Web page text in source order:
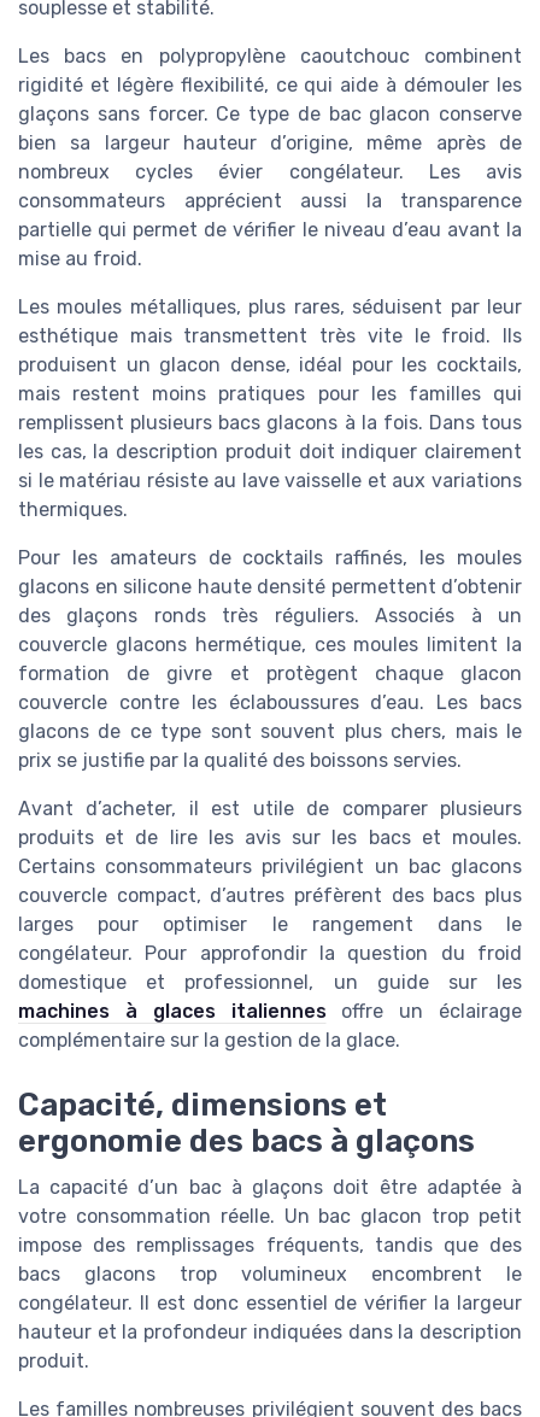
souplesse et stabilité.
Les bacs en polypropylène caoutchouc combinent
rigidité et légère flexibilité, ce qui aide à démouler les
glaçons sans forcer. Ce type de bac glacon conserve
bien sa largeur hauteur d’origine, même après de
nombreux cycles évier congélateur. Les avis
consommateurs apprécient aussi la transparence
partielle qui permet de vérifier le niveau d’eau avant la
mise au froid.
Les moules métalliques, plus rares, séduisent par leur
esthétique mais transmettent très vite le froid. Ils
produisent un glacon dense, idéal pour les cocktails,
mais restent moins pratiques pour les familles qui
remplissent plusieurs bacs glacons à la fois. Dans tous
les cas, la description produit doit indiquer clairement
si le matériau résiste au lave vaisselle et aux variations
thermiques.
Pour les amateurs de cocktails raffinés, les moules
glacons en silicone haute densité permettent d’obtenir
des glaçons ronds très réguliers. Associés à un
couvercle glacons hermétique, ces moules limitent la
formation de givre et protègent chaque glacon
couvercle contre les éclaboussures d’eau. Les bacs
glacons de ce type sont souvent plus chers, mais le
prix se justifie par la qualité des boissons servies.
Avant d’acheter, il est utile de comparer plusieurs
produits et de lire les avis sur les bacs et moules.
Certains consommateurs privilégient un bac glacons
couvercle compact, d’autres préfèrent des bacs plus
larges pour optimiser le rangement dans le
congélateur. Pour approfondir la question du froid
domestique et professionnel, un guide sur les
machines à glaces italiennesoffre un éclairage
complémentaire sur la gestion de la glace.
Capacité, dimensions et
ergonomie des bacs à glaçons
La capacité d’un bac à glaçons doit être adaptée à
votre consommation réelle. Un bac glacon trop petit
impose des remplissages fréquents, tandis que des
bacs glacons trop volumineux encombrent le
congélateur. Il est donc essentiel de vérifier la largeur
hauteur et la profondeur indiquées dans la description
produit.
Les familles nombreuses privilégient souvent des bacs